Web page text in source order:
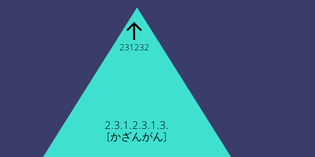
2.3.1.2.3.1.3.
[かざんがん]
↑
231232